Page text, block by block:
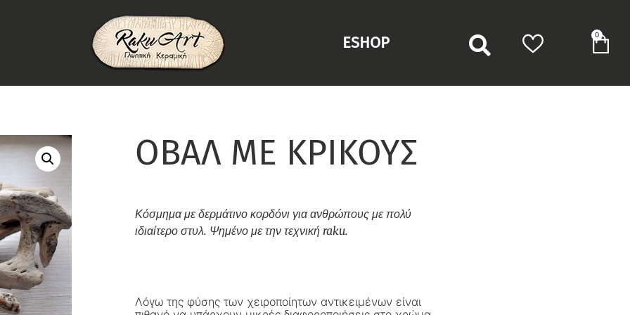
ESHOP 0
ΟΒΑΛ ΜΕ ΚΡΙΚΟΥΣ
Κόσμημα με δερμάτινο κορδόνι για ανθρώπους με πολύ
ιδιαίτερο στυλ. Ψημένο με την τεχνική raku.
Λόγω της φύσης των χειροποίητων αντικειμένων είναι